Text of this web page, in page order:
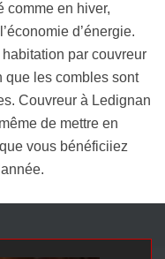
comme en hiver,
d’énergie.
par couvreur
que les combles sont
Couvreur à Ledignan
de mettre en
vous bénéficiiez